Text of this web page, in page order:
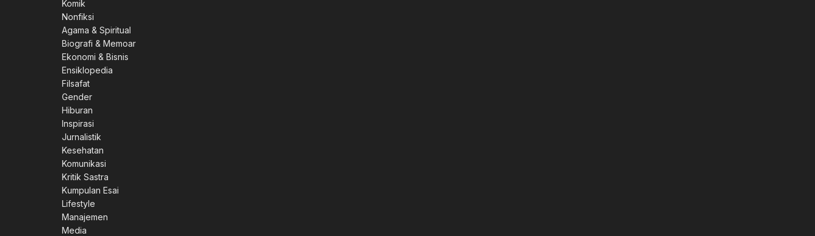
Komik
Nonfiksi
Agama & Spiritual
Biografi & Memoar
Ekonomi & Bisnis
Ensiklopedia
Filsafat
Gender
Hiburan
Inspirasi
Jurnalistik
Kesehatan
Komunikasi
Kritik Sastra
Kumpulan Esai
Lifestyle
Manajemen
Media